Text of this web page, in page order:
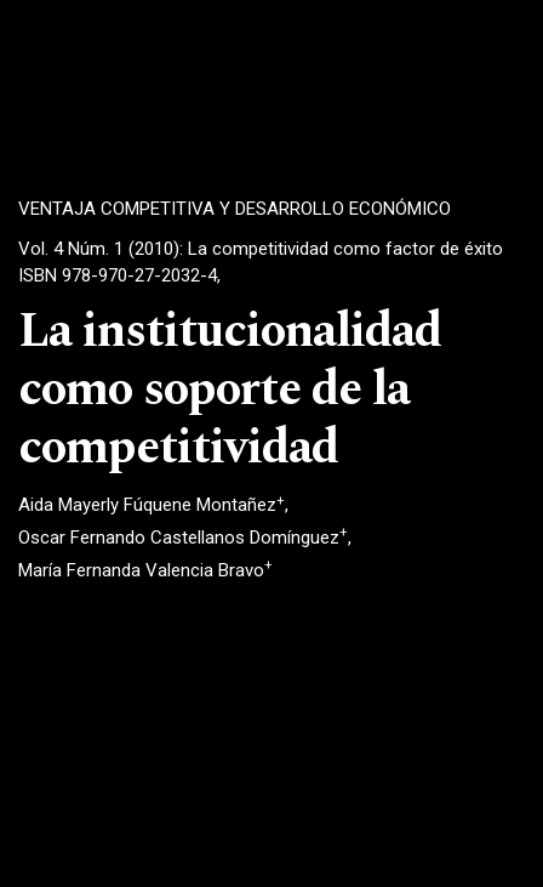
VENTAJA COMPETITIVA Y DESARROLLO ECONÓMICO
Vol. 4 Núm. 1 (2010): La competitividad como factor de éxito
ISBN 978-970-27-2032-4,
La institucionalidad
como soporte de la
competitividad
Aida Mayerly Fúquene Montañez+
Oscar Fernando Castellanos Domínguez+
María Fernanda Valencia Bravo+